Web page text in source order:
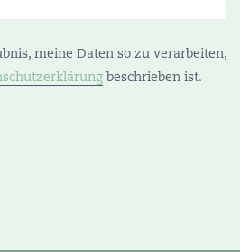
meine Daten so zu verarbeiten,
beschrieben ist.